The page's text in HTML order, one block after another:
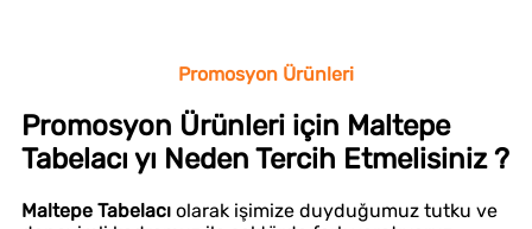
Promosyon Ürünleri
Promosyon Ürünleri için Maltepe
Tabelacı yı Neden Tercih Etmelisiniz ?
Maltepe Tabelacı olarak işimize duyduğumuz tutku ve